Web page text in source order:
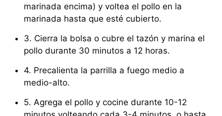
marinada encima) y voltea el pollo en la
marinada hasta que esté cubierto.
3. Cierra la bolsa o cubre el tazón y marina el
pollo durante 30 minutos a 12 horas.
4. Precalienta la parrilla a fuego medio a
medio-alto.
5. Agrega el pollo y cocine durante 10-12